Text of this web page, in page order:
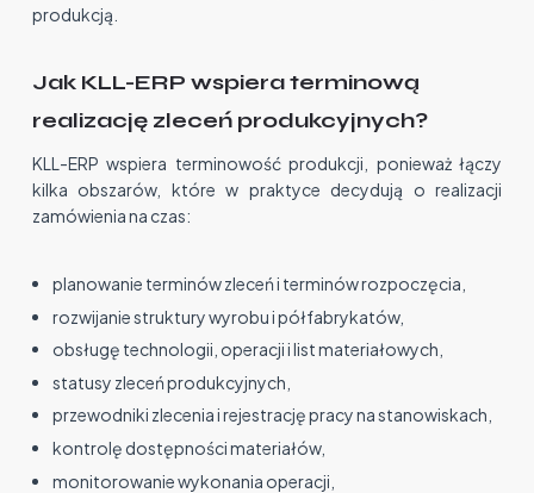
produkcją.
Jak KLL-ERP wspiera terminową
realizację zleceń produkcyjnych?
KLL-ERP wspiera terminowość produkcji, ponieważ łączy
kilka obszarów, które w praktyce decydują o realizacji
zamówienia na czas:
planowanie terminów zleceń i terminów rozpoczęcia,
rozwijanie struktury wyrobu i półfabrykatów,
obsługę technologii, operacji i list materiałowych,
statusy zleceń produkcyjnych,
przewodniki zlecenia i rejestrację pracy na stanowiskach,
kontrolę dostępności materiałów,
monitorowanie wykonania operacji,